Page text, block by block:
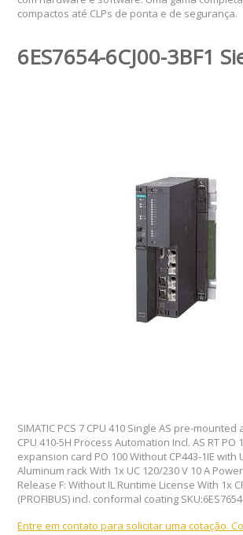
compactos até CLPs de ponta e de segurança.
6ES7654-6CJ00-3BF1
SIMATIC PCS 7 CPU 410 Single AS pre-
CPU 410-5H Process Automation Incl. AS RT PO
expansion card PO 100 Without CP443-1IE with
Aluminum rack With 1x UC 120/230 V 10 A
Release F: Without IL Runtime License With 1x
(PROFIBUS) incl. conformal coating
Entre em contato para solicitar uma cotação.